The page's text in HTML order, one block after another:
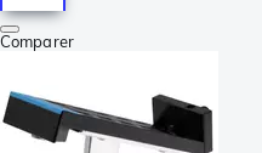
Comparer